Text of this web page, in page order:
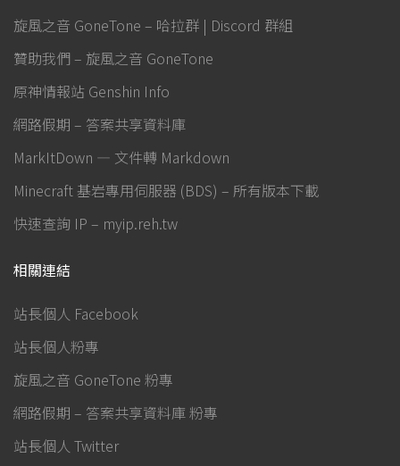
旋風之音 GoneTone – 哈拉群 | Discord 群組
贊助我們 – 旋風之音 GoneTone
原神情報站 Genshin Info
網路假期 – 答案共享資料庫
MarkItDown — 文件轉 Markdown
Minecraft 基岩專用伺服器 (BDS) – 所有版本下載
快速查詢 IP – myip.reh.tw
相關連結
站長個人 Facebook
站長個人粉專
旋風之音 GoneTone 粉專
網路假期 – 答案共享資料庫 粉專
站長個人 Twitter